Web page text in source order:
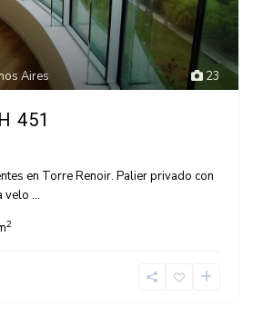
23
Aires
451
en Torre Renoir. Palier privado con
velo...
2